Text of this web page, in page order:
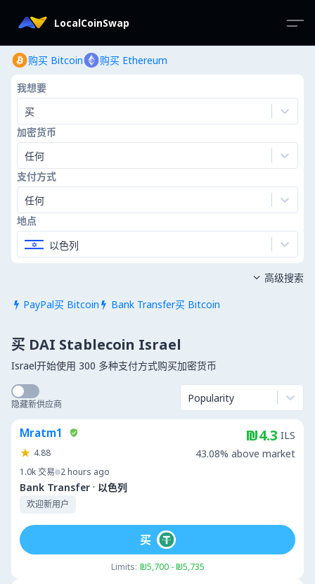
LocalCoinSwap
购买 Bitcoin 购买 Ethereum
我想要
买
加密货币
任何
支付方式
任何
地点
以色列
 PayPal买 Bitcoin  Bank Transfer买 Bitcoin
 高级搜索
买 DAI Stablecoin Israel
Israel开始使用 300 多种支付方式购买加密货币
隐藏新供应商 Popularity
Mratm1
4.88
1.0k交易 2 hours ago
Bank Transfer · 以色列
欢迎新用户
₪4.3 ILS
43.08% above market
Limits: ₪5,700 - ₪5,735
买